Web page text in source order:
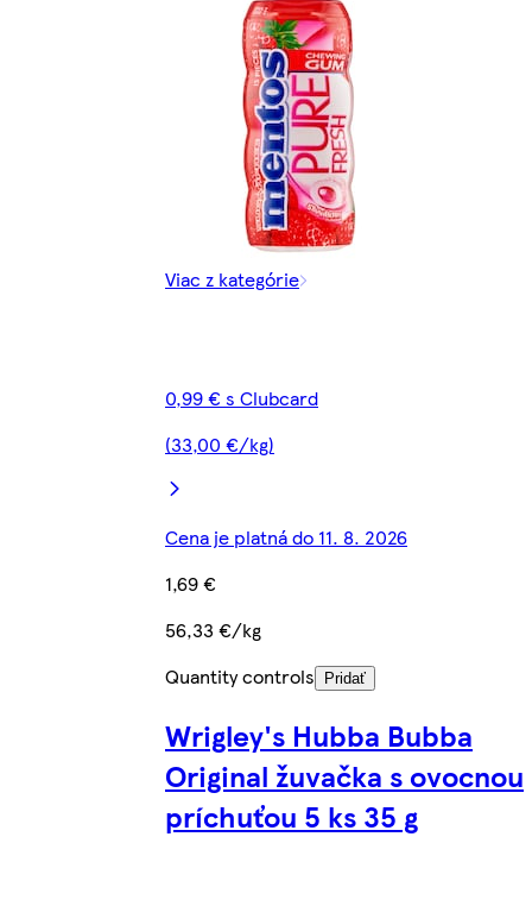
Viac z kategórie
0,99 € s Clubcard
(33,00 €/kg)
Cena je platná do 11. 8. 2026
1,69 €
56,33 €/kg
Quantity controls
Pridať
Wrigley's Hubba Bubba
Original žuvačka s ovocnou
príchuťou 5 ks 35 g